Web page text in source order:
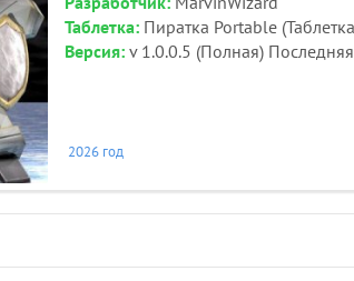
Таблетка:Пиратка Portable
Версия:v 1.0.0.5 (Полная) Последняя
2026 год